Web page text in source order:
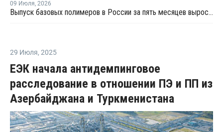
09 Июля, 2026
Выпуск базовых полимеров в России за пять месяцев вырос на 3,8%
29 Июля, 2025
ЕЭК начала антидемпинговое
расследование в отношении ПЭ и ПП из
Азербайджана и Туркменистана